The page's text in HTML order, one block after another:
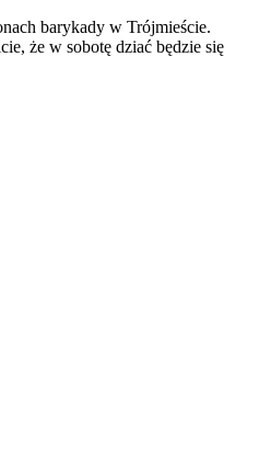
barykady w Trójmieście.
że w sobotę dziać będzie się